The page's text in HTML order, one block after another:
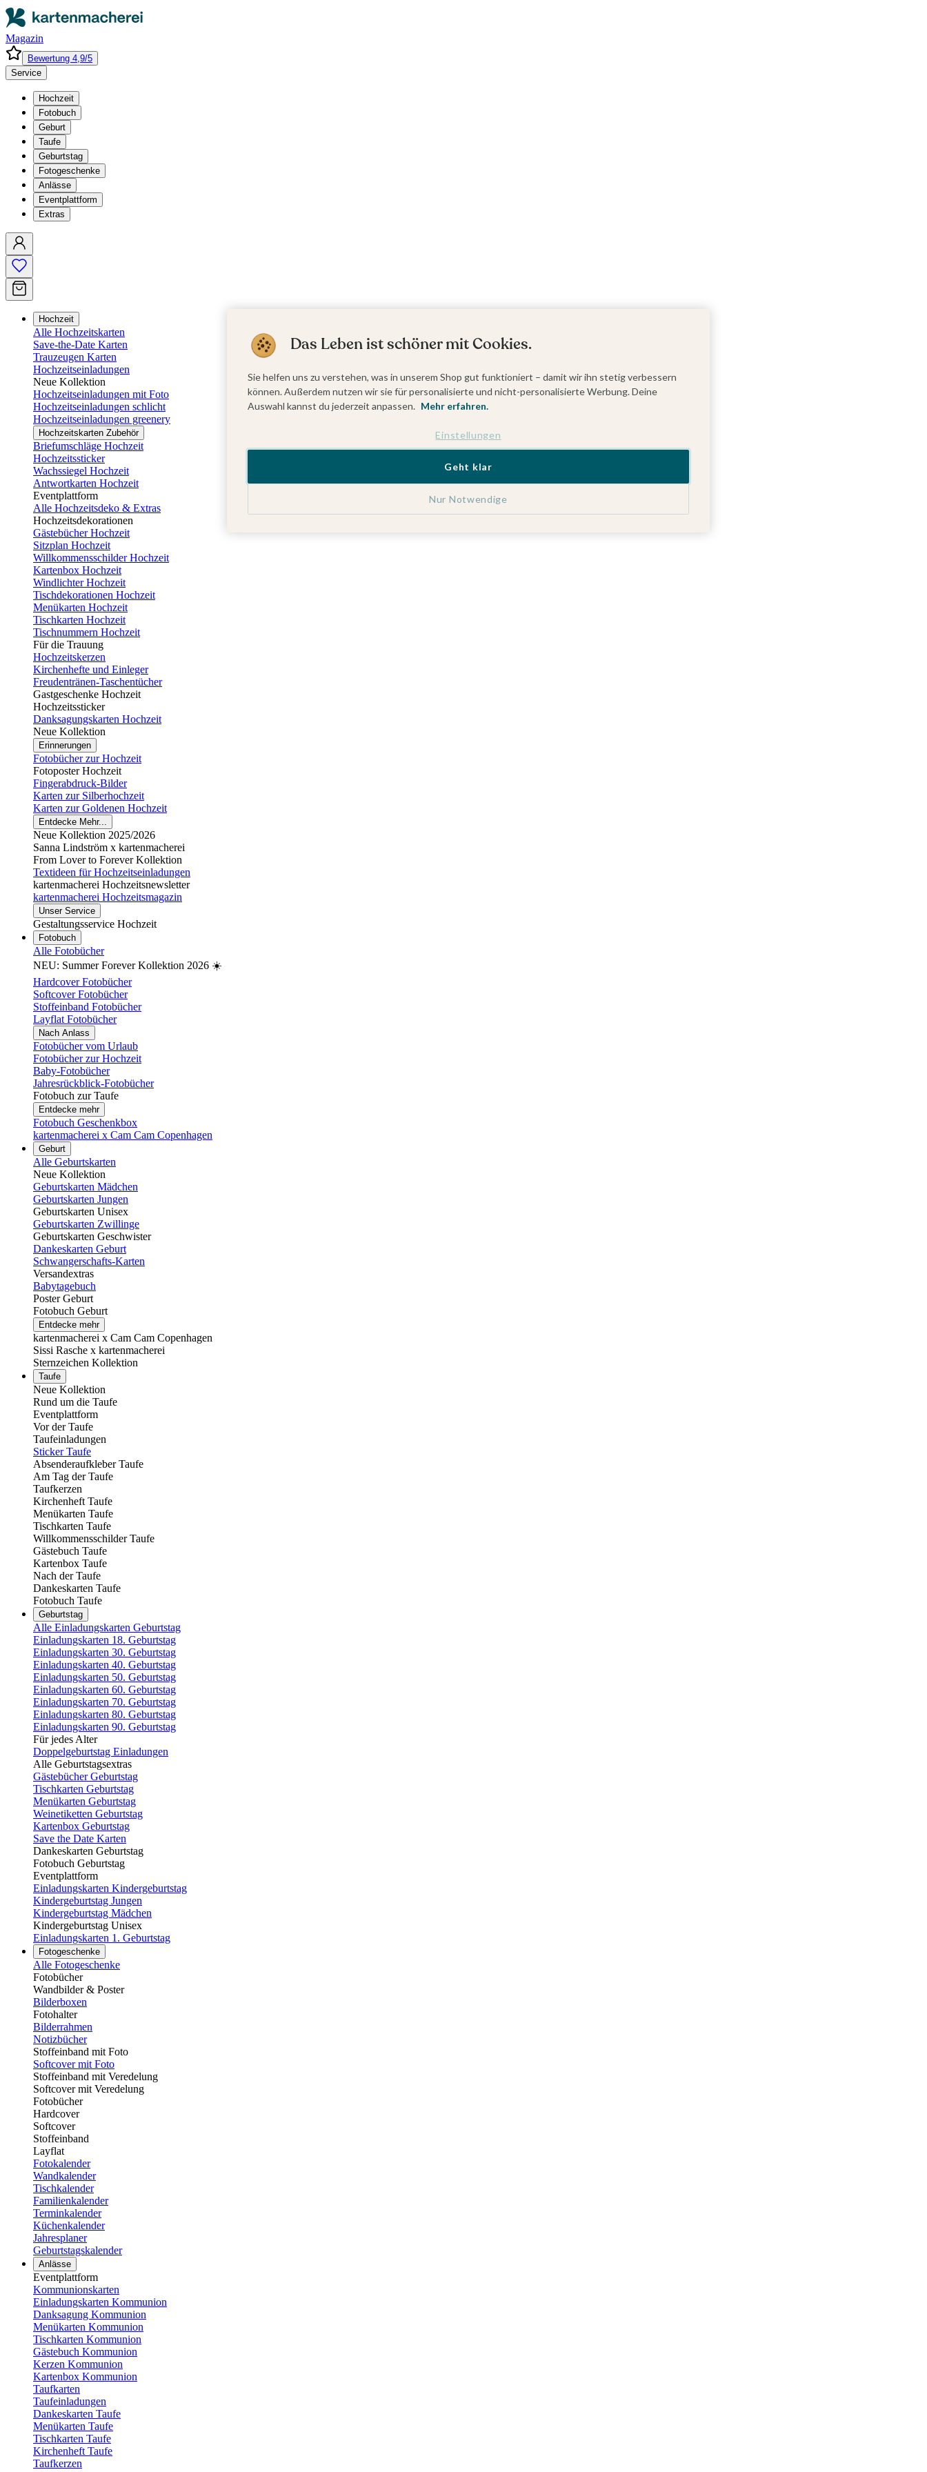
Magazin
Bewertung 4,9/5
Service
Hochzeit
Fotobuch
Geburt
Taufe
Geburtstag
Fotogeschenke
Anlässe
Eventplattform
Extras
Hochzeit
Alle Hochzeitskarten
Save-the-Date Karten
Trauzeugen Karten
Hochzeitseinladungen
Neue Kollektion
Hochzeitseinladungen mit Foto
Hochzeitseinladungen schlicht
Hochzeitseinladungen greenery
Hochzeitskarten Zubehör
Briefumschläge Hochzeit
Hochzeitssticker
Wachssiegel Hochzeit
Antwortkarten Hochzeit
Eventplattform
Alle Hochzeitsdeko & Extras
Hochzeitsdekorationen
Gästebücher Hochzeit
Sitzplan Hochzeit
Willkommensschilder Hochzeit
Kartenbox Hochzeit
Windlichter Hochzeit
Tischdekorationen Hochzeit
Menükarten Hochzeit
Tischkarten Hochzeit
Tischnummern Hochzeit
Für die Trauung
Hochzeitskerzen
Kirchenhefte und Einleger
Freudentränen-Taschentücher
Gastgeschenke Hochzeit
Hochzeitssticker
Danksagungskarten Hochzeit
Neue Kollektion
Erinnerungen
Fotobücher zur Hochzeit
Fotoposter Hochzeit
Fingerabdruck-Bilder
Karten zur Silberhochzeit
Karten zur Goldenen Hochzeit
Entdecke Mehr...
Neue Kollektion 2025/2026
Sanna Lindström x kartenmacherei
From Lover to Forever Kollektion
Textideen für Hochzeitseinladungen
kartenmacherei Hochzeitsnewsletter
kartenmacherei Hochzeitsmagazin
Unser Service
Gestaltungsservice Hochzeit
Fotobuch
Alle Fotobücher
NEU: Summer Forever Kollektion 2026 ☀️
Hardcover Fotobücher
Softcover Fotobücher
Stoffeinband Fotobücher
Layflat Fotobücher
Nach Anlass
Fotobücher vom Urlaub
Fotobücher zur Hochzeit
Baby-Fotobücher
Jahresrückblick-Fotobücher
Fotobuch zur Taufe
Entdecke mehr
Fotobuch Geschenkbox
kartenmacherei x Cam Cam Copenhagen
Geburt
Alle Geburtskarten
Neue Kollektion
Geburtskarten Mädchen
Geburtskarten Jungen
Geburtskarten Unisex
Geburtskarten Zwillinge
Geburtskarten Geschwister
Dankeskarten Geburt
Schwangerschafts-Karten
Versandextras
Babytagebuch
Poster Geburt
Fotobuch Geburt
Entdecke mehr
kartenmacherei x Cam Cam Copenhagen
Sissi Rasche x kartenmacherei
Sternzeichen Kollektion
Taufe
Neue Kollektion
Rund um die Taufe
Eventplattform
Vor der Taufe
Taufeinladungen
Sticker Taufe
Absenderaufkleber Taufe
Am Tag der Taufe
Taufkerzen
Kirchenheft Taufe
Menükarten Taufe
Tischkarten Taufe
Willkommensschilder Taufe
Gästebuch Taufe
Kartenbox Taufe
Nach der Taufe
Dankeskarten Taufe
Fotobuch Taufe
Geburtstag
Alle Einladungskarten Geburtstag
Einladungskarten 18. Geburtstag
Einladungskarten 30. Geburtstag
Einladungskarten 40. Geburtstag
Einladungskarten 50. Geburtstag
Einladungskarten 60. Geburtstag
Einladungskarten 70. Geburtstag
Einladungskarten 80. Geburtstag
Einladungskarten 90. Geburtstag
Für jedes Alter
Doppelgeburtstag Einladungen
Alle Geburtstagsextras
Gästebücher Geburtstag
Tischkarten Geburtstag
Menükarten Geburtstag
Weinetiketten Geburtstag
Kartenbox Geburtstag
Save the Date Karten
Dankeskarten Geburtstag
Fotobuch Geburtstag
Eventplattform
Einladungskarten Kindergeburtstag
Kindergeburtstag Jungen
Kindergeburtstag Mädchen
Kindergeburtstag Unisex
Einladungskarten 1. Geburtstag
Fotogeschenke
Alle Fotogeschenke
Fotobücher
Wandbilder & Poster
Bilderboxen
Fotohalter
Bilderrahmen
Notizbücher
Stoffeinband mit Foto
Softcover mit Foto
Stoffeinband mit Veredelung
Softcover mit Veredelung
Fotobücher
Hardcover
Softcover
Stoffeinband
Layflat
Fotokalender
Wandkalender
Tischkalender
Familienkalender
Terminkalender
Küchenkalender
Jahresplaner
Geburtstagskalender
Anlässe
Eventplattform
Kommunionskarten
Einladungskarten Kommunion
Danksagung Kommunion
Menükarten Kommunion
Tischkarten Kommunion
Gästebuch Kommunion
Kerzen Kommunion
Kartenbox Kommunion
Taufkarten
Taufeinladungen
Dankeskarten Taufe
Menükarten Taufe
Tischkarten Taufe
Kirchenheft Taufe
Taufkerzen
Das Leben ist schöner mit Cookies.
Sie helfen uns zu verstehen, was in unserem Shop gut funktioniert – damit wir ihn stetig verbessern
können. Außerdem nutzen wir sie für personalisierte und nicht-personalisierte Werbung. Deine
Auswahl kannst du jederzeit anpassen. Mehr erfahren.
Einstellungen
Nur Notwendige
Geht klar